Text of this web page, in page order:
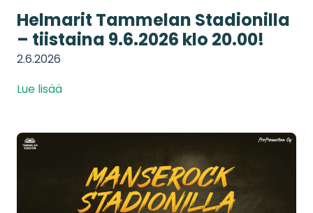
Helmarit Tammelan Stadionilla
– tiistaina 9.6.2026 klo 20.00!
2.6.2026
Lue lisää